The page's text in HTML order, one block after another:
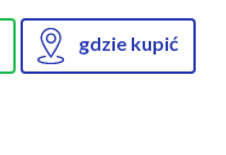
gdzie kupić